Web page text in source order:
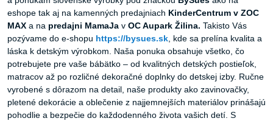
eshope tak aj na kamenných predajniach KinderCentrum v ZOC
MAX a na predajni MamaJa v OC Aupark Žilina. Takisto Vás
pozývame do e-shopu https://bysues.sk, kde sa prelína kvalita a
láska k detským výrobkom. Naša ponuka obsahuje všetko, čo
potrebujete pre vaše bábätko – od kvalitných detských postieľok,
matracov až po rozličné dekoračné doplnky do detskej izby. Ručne
vyrobené s dôrazom na detail, naše produkty ako zavinovačky,
pletené dekorácie a oblečenie z najjemnejších materiálov prinášajú
pohodlie a bezpečie do každodenného života vašich detí. S